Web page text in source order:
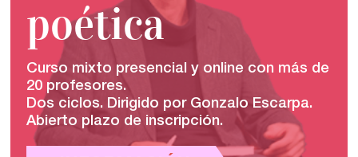
poética
Curso mixto presencial y online con más de
20 profesores.
Dos ciclos. Dirigido por Gonzalo Escarpa.
Abierto plazo de inscripción.